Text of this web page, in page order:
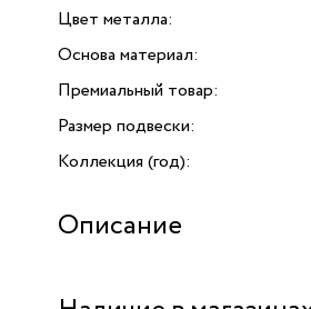
Цвет металла:
Основа материал:
Премиальный товар:
Размер подвески:
Коллекция (год):
Описание